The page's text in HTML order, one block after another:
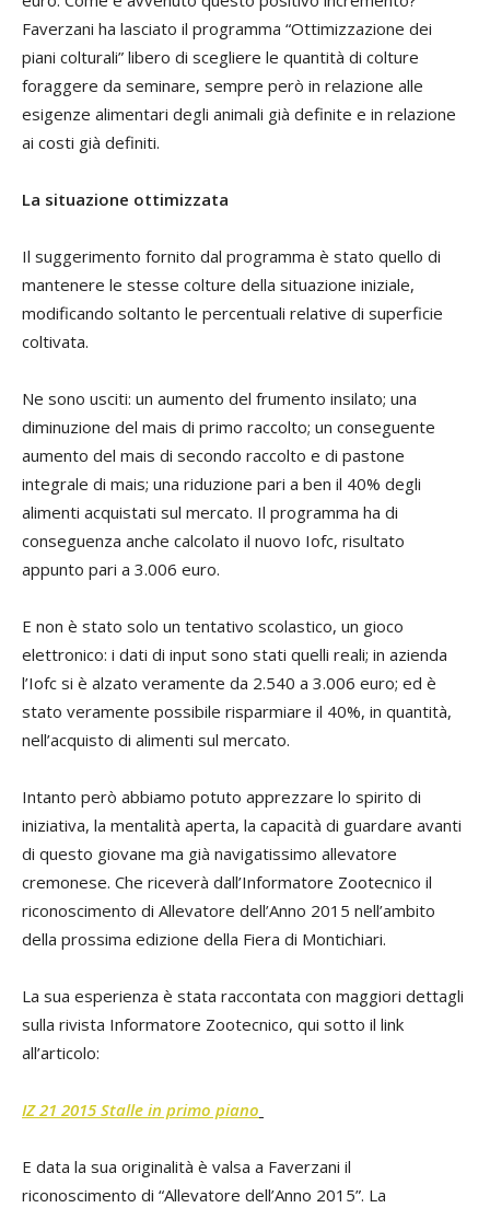
Faverzani ha lasciato il programma “Ottimizzazione dei
piani colturali” libero di scegliere le quantità di colture
foraggere da seminare, sempre però in relazione alle
esigenze alimentari degli animali già definite e in relazione
ai costi già definiti.
La situazione ottimizzata
Il suggerimento fornito dal programma è stato quello di
mantenere le stesse colture della situazione iniziale,
modificando soltanto le percentuali relative di superficie
coltivata.
Ne sono usciti: un aumento del frumento insilato; una
diminuzione del mais di primo raccolto; un conseguente
aumento del mais di secondo raccolto e di pastone
integrale di mais; una riduzione pari a ben il 40% degli
alimenti acquistati sul mercato. Il programma ha di
conseguenza anche calcolato il nuovo Iofc, risultato
appunto pari a 3.006 euro.
E non è stato solo un tentativo scolastico, un gioco
elettronico: i dati di input sono stati quelli reali; in azienda
l’Iofc si è alzato veramente da 2.540 a 3.006 euro; ed è
stato veramente possibile risparmiare il 40%, in quantità,
nell’acquisto di alimenti sul mercato.
Intanto però abbiamo potuto apprezzare lo spirito di
iniziativa, la mentalità aperta, la capacità di guardare avanti
di questo giovane ma già navigatissimo allevatore
cremonese. Che riceverà dall’Informatore Zootecnico il
riconoscimento di Allevatore dell’Anno 2015 nell’ambito
della prossima edizione della Fiera di Montichiari.
La sua esperienza è stata raccontata con maggiori dettagli
sulla rivista Informatore Zootecnico, qui sotto il link
all’articolo:
IZ 21 2015 Stalle in primo piano
E data la sua originalità è valsa a Faverzani il
riconoscimento di “Allevatore dell’Anno 2015”. La